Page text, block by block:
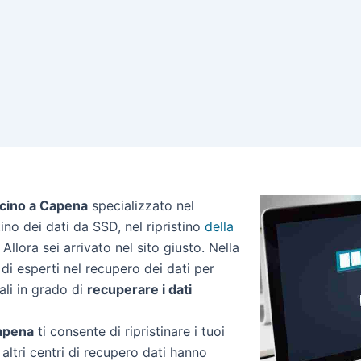
a Capena specializzato nel
dei dati da SSD, nel ripristino della
sei arrivato nel sito giusto. Nella
esperti nel recupero dei dati per
in grado di recuperare i dati
ti consente di ripristinare i tuoi
centri di recupero dati hanno